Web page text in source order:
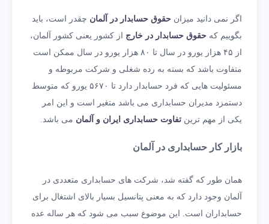
اگر نمی دانید میزان حقوق حسابدار در آلمان چقدر است، باید
بگوییم که حقوق حسابدار در خارج
از کشور یعنی کشور آلمان،
از ۴۵ هزار یورو در سال تا ۸۰ هزار یورو در سال ممکن است
متفاوت باشد که بسته به رده شغلی و شرکت مربوطه و
مسئولیت هایی که فرد حسابدار دارد تا ۵۶۷۰ یورو که متوسط
دستمزد مدیران حسابداری می ‌باشد متغیر است و این امر
یکی از مهم ترین تفاوت حسابداری ایران و آلمان می باشد.
بازار کار حسابداری در آلمان
همان طور که گفته شد، شرکت های حسابداری متعددی در
آلمان وجود دارد که به معنی پتانسیل بسیار بالای اشتغال برای
حسابداران است. این موضوع سبب می‌ شود که هر ساله عده